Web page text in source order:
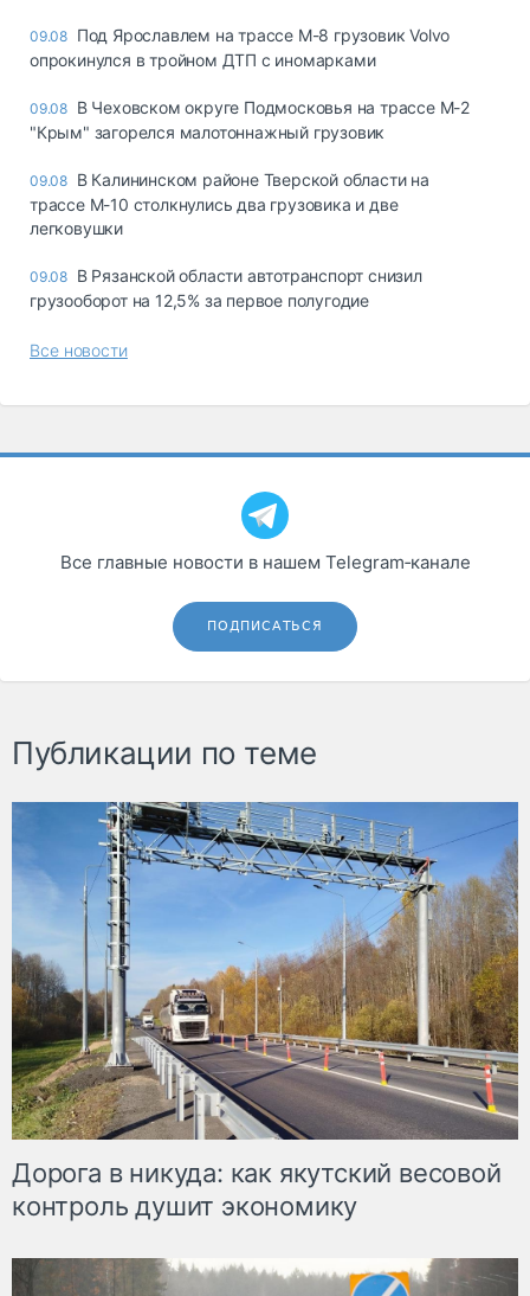
09.08 Под Ярославлем на трассе М-8 грузовик Volvo
опрокинулся в тройном ДТП с иномарками
09.08 В Чеховском округе Подмосковья на трассе М-2
"Крым" загорелся малотоннажный грузовик
09.08 В Калининском районе Тверской области на
трассе М-10 столкнулись два грузовика и две
легковушки
09.08 В Рязанской области автотранспорт снизил
грузооборот на 12,5% за первое полугодие
Все новости
Все главные новости в нашем Telegram‑канале
ПОДПИСАТЬСЯ
Публикации по теме
Дорога в никуда: как якутский весовой
контроль душит экономику